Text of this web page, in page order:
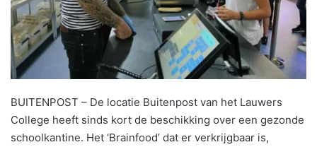
BUITENPOST – De locatie Buitenpost van het Lauwers
College heeft sinds kort de beschikking over een gezonde
schoolkantine. Het ‘Brainfood’ dat er verkrijgbaar is,